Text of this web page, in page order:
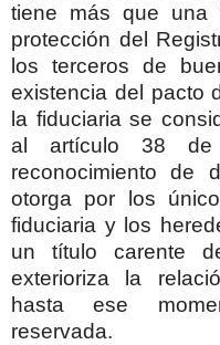
tiene más que una
protección del
los terceros de
existencia del pacto
la fiduciaria se
al artículo 38 de
reconocimiento de
otorga por los
fiduciaria y los
un título carente
exterioriza la
hasta ese
reservada.